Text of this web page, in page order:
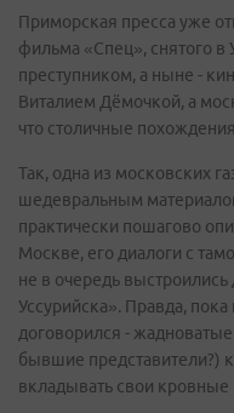
Приморская пресса уже
фильма «Спец», снятого в
преступником, а ныне -
Виталием Дёмочкой, а
что столичные
Так, одна из московских
шедевральным
практически пошагово
Москве, его диалоги с
не в очередь
Уссурийска». Правда,
договорился -
бывшие представители?)
вкладывать свои